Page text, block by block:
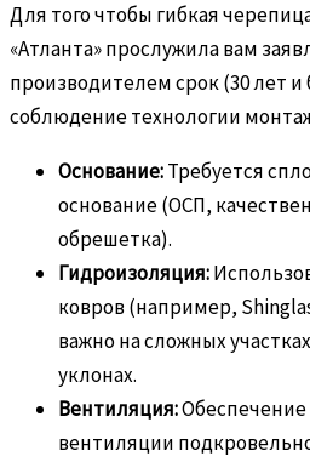
Для того чтобы гибкая
«Атланта» прослужила вам
производителем срок (30 лет
соблюдение технологии
Основание:Требуется
основание (ОСП,
обрешетка).
Гидроизоляция:
ковров (например,
важно на сложных
уклонах.
Вентиляция:
вентиляции